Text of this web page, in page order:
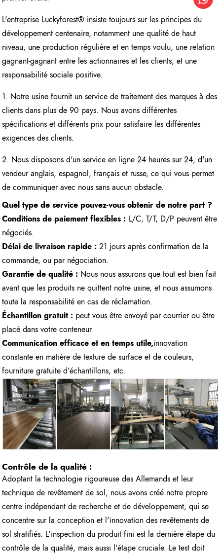
L'entreprise Luckyforest® insiste toujours sur les principes du
développement centenaire, notamment une qualité de haut
niveau, une production régulière et en temps voulu, une relation
gagnant-gagnant entre les actionnaires et les clients, et une
responsabilité sociale positive.
1. Notre usine fournit un service de traitement des marques à des
clients dans plus de 90 pays. Nous avons différentes
spécifications et différents prix pour satisfaire les différentes
exigences des clients.
2. Nous disposons d'un service en ligne 24 heures sur 24, d'un
vendeur anglais, espagnol, français et russe, ce qui vous permet
de communiquer avec nous sans aucun obstacle.
Quel type de service pouvez-vous obtenir de notre part ?
Conditions de paiement flexibles : L/C, T/T, D/P peuvent être
négociés.
Délai de livraison rapide : 21 jours après confirmation de la
commande, ou par négociation.
Garantie de qualité : Nous nous assurons que tout est bien fait
avant que les produits ne quittent notre usine, et nous assumons
toute la responsabilité en cas de réclamation.
Échantillon gratuit : peut vous être envoyé par courrier ou être
placé dans votre conteneur
Communication efficace et en temps utile,innovation
constante en matière de texture de surface et de couleurs,
fourniture gratuite d'échantillons, etc.
Contrôle de la qualité :
Adoptant la technologie rigoureuse des Allemands et leur
technique de revêtement de sol, nous avons créé notre propre
centre indépendant de recherche et de développement, qui se
concentre sur la conception et l'innovation des revêtements de
sol stratifiés. L'inspection du produit fini est la dernière étape du
contrôle de la qualité, mais aussi l'étape cruciale. Le test doit